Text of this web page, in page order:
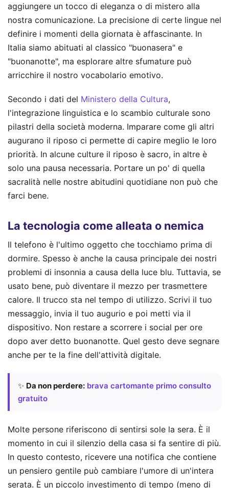
aggiungere un tocco di eleganza o di mistero alla
nostra comunicazione. La precisione di certe lingue nel
definire i momenti della giornata è affascinante. In
Italia siamo abituati al classico "buonasera" e
"buonanotte", ma esplorare altre sfumature può
arricchire il nostro vocabolario emotivo.
Secondo i dati del Ministero della Cultura,
l'integrazione linguistica e lo scambio culturale sono
pilastri della società moderna. Imparare come gli altri
augurano il riposo ci permette di capire meglio le loro
priorità. In alcune culture il riposo è sacro, in altre è
solo una pausa necessaria. Portare un po' di quella
sacralità nelle nostre abitudini quotidiane non può che
farci bene.
La tecnologia come alleata o nemica
Il telefono è l'ultimo oggetto che tocchiamo prima di
dormire. Spesso è anche la causa principale dei nostri
problemi di insonnia a causa della luce blu. Tuttavia, se
usato bene, può diventare il mezzo per trasmettere
calore. Il trucco sta nel tempo di utilizzo. Scrivi il tuo
messaggio, invia il tuo augurio e poi metti via il
dispositivo. Non restare a scorrere i social per ore
dopo aver detto buonanotte. Quel gesto deve segnare
anche per te la fine dell'attività digitale.
✨ Da non perdere: brava cartomante primo consulto
gratuito
Molte persone riferiscono di sentirsi sole la sera. È il
momento in cui il silenzio della casa si fa sentire di più.
In questo contesto, ricevere una notifica che contiene
un pensiero gentile può cambiare l'umore di un'intera
serata. È un piccolo investimento di tempo (meno di